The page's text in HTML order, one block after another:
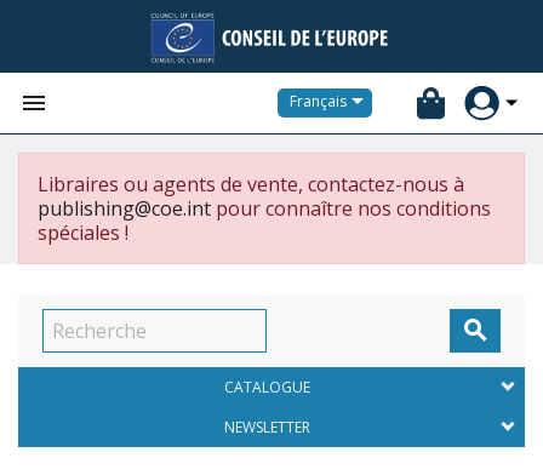
 Français
Libraires ou agents de vente, contactez-nous à
publishing@coe.int pour connaître nos conditions
spéciales !

CATALOGUE
NEWSLETTER